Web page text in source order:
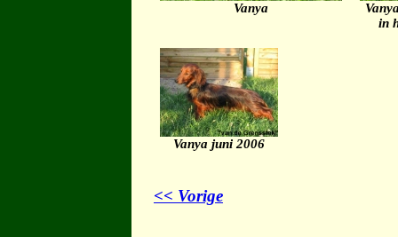
Vanya
in
Vanya juni 2006
<< Vorige